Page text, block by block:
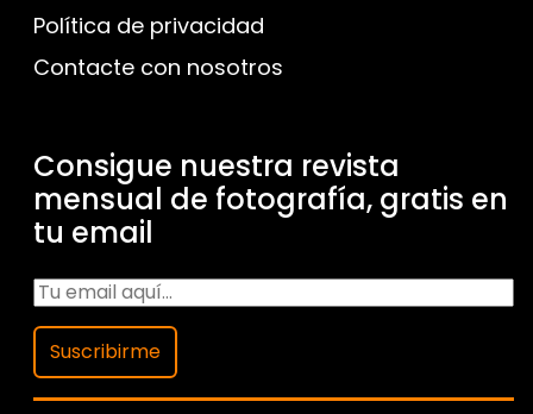
Política de privacidad
Contacte con nosotros
Consigue nuestra revista
mensual de fotografía, gratis en
tu email
Suscribirme